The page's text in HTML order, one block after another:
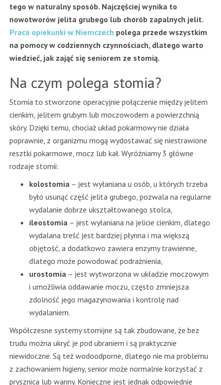
tego w naturalny sposób. Najczęściej wynika to
nowotworów jelita grubego lub chorób zapalnych jelit.
Praca opiekunki w Niemczech polega przede wszystkim
na pomocy w codziennych czynnościach, dlatego warto
wiedzieć, jak zająć się seniorem ze stomią.
Na czym polega stomia?
Stomia to stworzone operacyjnie połączenie między jelitem
cienkim, jelitem grubym lub moczowodem a powierzchnią
skóry. Dzięki temu, chociaż układ pokarmowy nie działa
poprawnie, z organizmu mogą wydostawać się niestrawione
resztki pokarmowe, mocz lub kał. Wyróżniamy 3 główne
rodzaje stomii:
kolostomia – jest wyłaniana u osób, u których trzeba
było usunąć część jelita grubego, pozwala na regularne
wydalanie dobrze ukształtowanego stolca,
ileostomia – jest wyłaniana na jelicie cienkim, dlatego
wydalana treść jest bardziej płynna i ma większą
objętość, a dodatkowo zawiera enzymy trawienne,
dlatego może powodować podrażnienia,
urostomia – jest wytworzona w układzie moczowym
i umożliwia oddawanie moczu, często zmniejsza
zdolność jego magazynowania i kontrolę nad
wydalaniem.
Współczesne systemy stomijne są tak zbudowane, że bez
trudu można ukryć je pod ubraniem i są praktycznie
niewidoczne. Są też wodoodporne, dlatego nie ma problemu
z zachowaniem higieny, senior może normalnie korzystać z
prysznica lub wanny. Konieczne jest jednak odpowiednie